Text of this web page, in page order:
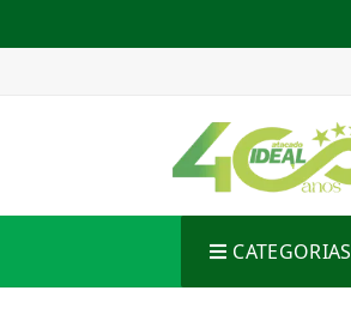
CATEGORIAS